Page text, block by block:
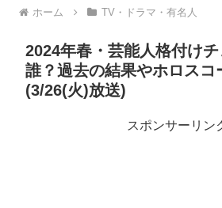
ホーム TV・ドラマ・有名人
2024年春・芸能人格付け
誰？過去の結果やホロスコ
(3/26(火)放送)
スポンサーリン